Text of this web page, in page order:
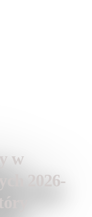
w
2026-